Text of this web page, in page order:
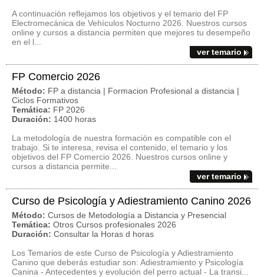
A continuación reflejamos los objetivos y el temario del FP
Electromecánica de Vehículos Nocturno 2026. Nuestros cursos
online y cursos a distancia permiten que mejores tu desempeño
en el l...
ver temario
FP Comercio 2026
Método: FP a distancia | Formacion Profesional a distancia |
Ciclos Formativos
Temática: FP 2026
Duración: 1400 horas
La metodología de nuestra formación es compatible con el
trabajo. Si te interesa, revisa el contenido, el temario y los
objetivos del FP Comercio 2026. Nuestros cursos online y
cursos a distancia permite...
ver temario
Curso de Psicología y Adiestramiento Canino 2026
Método: Cursos de Metodología a Distancia y Presencial
Temática: Otros Cursos profesionales 2026
Duración: Consultar la Horas d horas
Los Temarios de este Curso de Psicología y Adiestramiento
Canino que deberás estudiar son: Adiestramiento y Psicología
Canina - Antecedentes y evolución del perro actual - La transi...